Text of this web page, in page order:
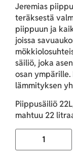
Jeremias
teräksestä
piippuun ja
joissa
säiliö, joka
osan
lämmityksen
Piippusäiliö
mahtuu 22